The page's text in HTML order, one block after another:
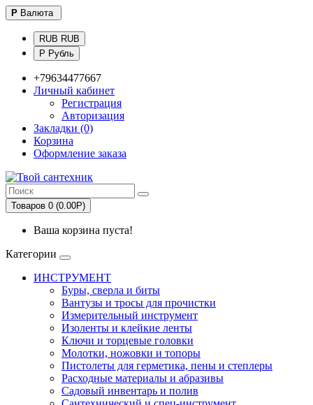
Р Валюта
RUB RUB
Р Рубль
+79634477667
Личный кабинет
Регистрация
Авторизация
Закладки (0)
Корзина
Оформление заказа
Товаров 0 (0.00Р)
Ваша корзина пуста!
Категории
ИНСТРУМЕНТ
Буры, сверла и биты
Вантузы и тросы для прочистки
Измерительный инструмент
Изоленты и клейкие ленты
Ключи и торцевые головки
Молотки, ножовки и топоры
Пистолеты для герметика, пены и степлеры
Расходные материалы и абразивы
Садовый инвентарь и полив